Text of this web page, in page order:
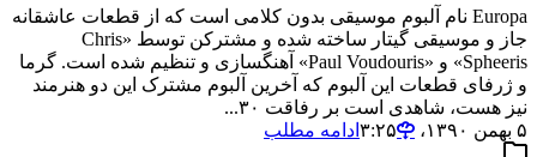
Europa نام آلبوم موسیقی بدون کلامی است که از قطعات عاشقانه
جاز و موسیقی گیتار ساخته شده و مشترکن توسط «Chris
Spheeris» و «Paul Voudouris» آهنگسازی و تنظیم شده است. گرما
و ژرفای قطعات این آلبوم که آخرین آلبوم مشترک این دو هنرمند
نیز هست، شاهدی است بر رفاقت ۳۰...
۵ بهمن ۱۳۹۰،‏ ۳:۲۵
ادامه مطلب